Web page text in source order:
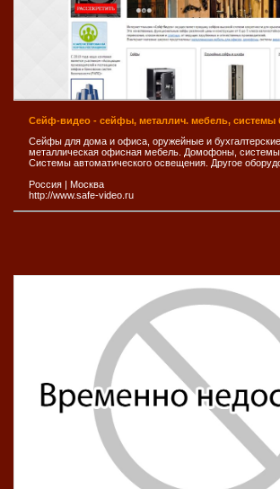
Сейф-видео - сейфы, металлич. мебель, системы
Сейфы для дома и офиса, оружейные и
металлическая офисная мебель. Домофоны, системы
Системы автоматического освещения. Другое
Россия | Москва
http://www.safe-video.ru